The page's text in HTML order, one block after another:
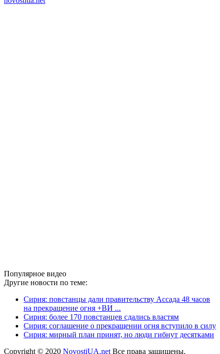
Популярное видео
Другие новости по теме:
Сирия: повстанцы дали правительству Ассада 48 часов
на прекращение огня +ВИ ...
Сирия: более 170 повстанцев сдались властям
Сирия: соглашение о прекращении огня вступило в силу
Сирия: мирный план принят, но люди гибнут десятками
Copyright © 2020 NovostiUA.net Все права защищены.